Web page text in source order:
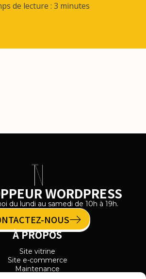
de lecture : 3 minutes
WORDPRESS
du lundi au samedi de 10h à 19h.
NOUS
À PROPOS
Site vitrine
Site e-commerce
Maintenance